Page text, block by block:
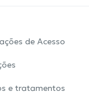
de Acesso
e tratamentos